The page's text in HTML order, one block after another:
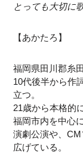
とっても大切に
【あかたろ】
福岡県田川郡糸
10代後半から作
立つ。
21歳から本格的
福岡市内を中心
演劇公演や、
広げている。